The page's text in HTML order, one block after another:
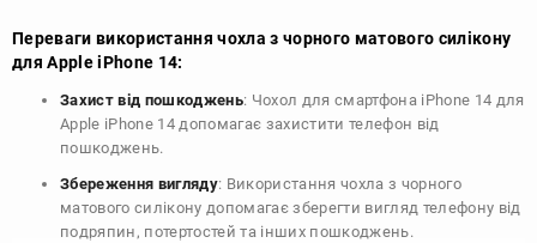
Переваги використання чохла з чорного матового силікону
для Apple iPhone 14:
Захист від пошкоджень: Чохол для смартфона iPhone 14 для
Apple iPhone 14 допомагає захистити телефон від
пошкоджень.
Збереження вигляду: Використання чохла з чорного
матового силікону допомагає зберегти вигляд телефону від
подряпин, потертостей та інших пошкоджень.